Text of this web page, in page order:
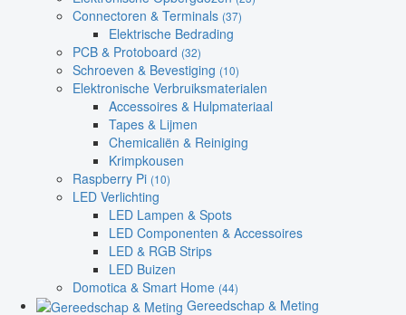
Connectoren & Terminals (37)
Elektrische Bedrading
PCB & Protoboard (32)
Schroeven & Bevestiging (10)
Elektronische Verbruiksmaterialen
Accessoires & Hulpmateriaal
Tapes & Lijmen
Chemicaliën & Reiniging
Krimpkousen
Raspberry Pi (10)
LED Verlichting
LED Lampen & Spots
LED Componenten & Accessoires
LED & RGB Strips
LED Buizen
Domotica & Smart Home (44)
Gereedschap & Meting